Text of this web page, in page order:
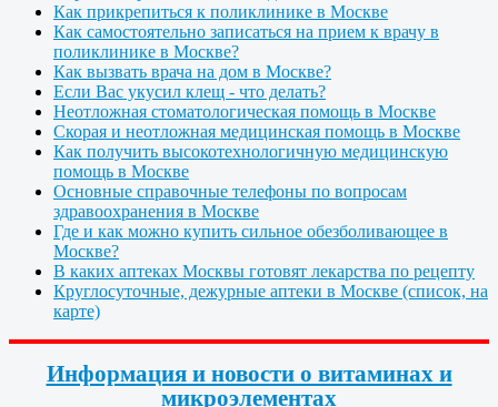
Как прикрепиться к поликлинике в Москве
Как самостоятельно записаться на прием к врачу в
поликлинике в Москве?
Как вызвать врача на дом в Москве?
Если Вас укусил клещ - что делать?
Неотложная стоматологическая помощь в Москве
Скорая и неотложная медицинская помощь в Москве
Как получить высокотехнологичную медицинскую
помощь в Москве
Основные справочные телефоны по вопросам
здравоохранения в Москве
Где и как можно купить сильное обезболивающее в
Москве?
В каких аптеках Москвы готовят лекарства по рецепту
Круглосуточные, дежурные аптеки в Москве (список, на
карте)
Информация и новости о витаминах и
микроэлементах